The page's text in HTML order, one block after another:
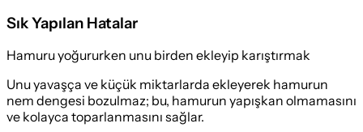
Sık Yapılan Hatalar
Hamuru yoğururken unu birden ekleyip karıştırmak
Unu yavaşça ve küçük miktarlarda ekleyerek hamurun
nem dengesi bozulmaz; bu, hamurun yapışkan olmamasını
ve kolayca toparlanmasını sağlar.